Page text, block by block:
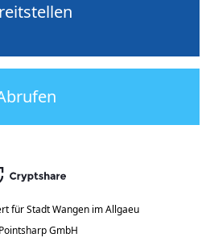
für Stadt Wangen im Allgaeu
GmbH